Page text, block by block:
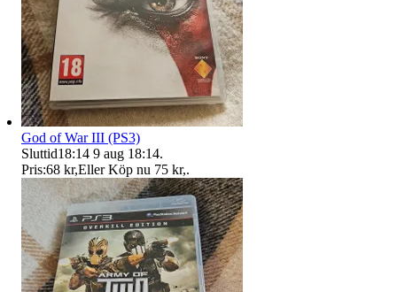
God of War III (PS3)
Sluttid18:14 9 aug 18:14.
Pris:68 kr,Eller Köp nu 75 kr,.